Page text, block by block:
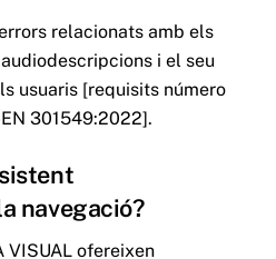
relacionats amb els
i el seu
usuaris [requisits número
301549:2022].
navegació?
VISUAL ofereixen